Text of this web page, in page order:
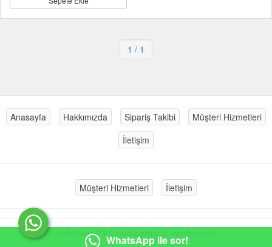
1 / 1
Anasayfa Hakkımızda Sipariş Takibi
Müşteri Hizmetleri
İletişim
Müşteri Hizmetleri İletişim
PlatinMarket
WhatsApp ile sor!